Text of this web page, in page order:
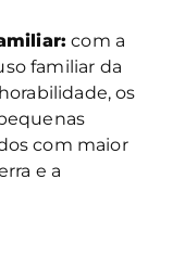
com a
familiar da
os
com maior
e a